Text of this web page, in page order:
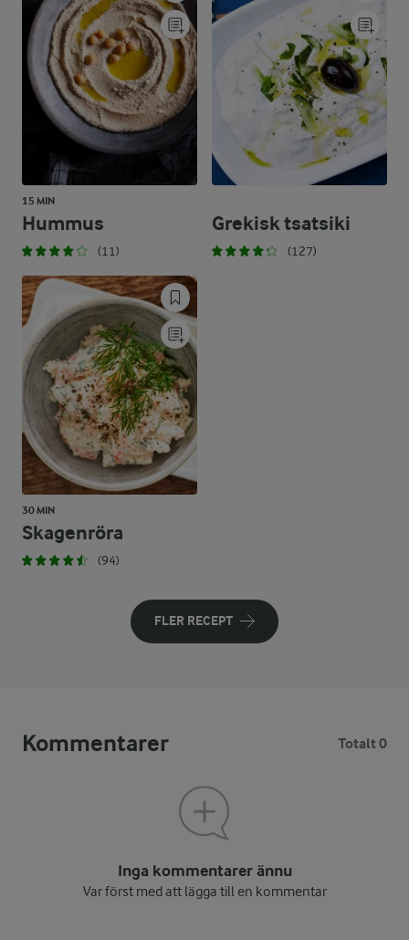
15 MIN
Hummus
(11)
Grekisk tsatsiki
(127)
30 MIN
Skagenröra
(94)
FLER RECEPT
Kommentarer Totalt 0
Inga kommentarer ännu
Var först med att lägga till en kommentar